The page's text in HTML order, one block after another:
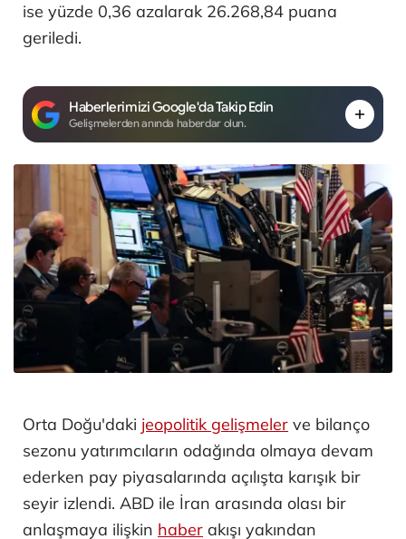
ise yüzde 0,36 azalarak 26.268,84 puana
geriledi.
Haberlerimizi Google'da Takip Edin
Gelişmelerden anında haberdar olun.
Orta Doğu'daki jeopolitik gelişmeler ve bilanço
sezonu yatırımcıların odağında olmaya devam
ederken pay piyasalarında açılışta karışık bir
seyir izlendi. ABD ile İran arasında olası bir
anlaşmaya ilişkin haber akışı yakından